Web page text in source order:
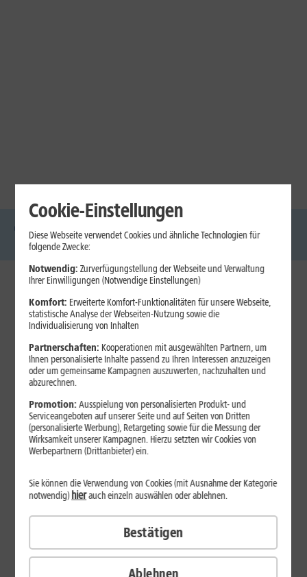
Glasfaser Internet Handys
Mobilfunk-
Laptops
1&1 Internet
Jetzt unterbrechungsfrei ins sehr gute Netz wechseln.
Ohne doppelte Kosten.*
ab 29,99
€/Monat*
Cookie-Einstellungen
Diese Webseite verwendet Cookies und ähnliche Technologien für
folgende Zwecke:
Notwendig: Zurverfügungstellung der Webseite und Verwaltung
Ihrer Einwilligungen (Notwendige Einstellungen)
Komfort: Erweiterte Komfort-Funktionalitäten für unsere Webseite,
statistische Analyse der Webseiten-Nutzung sowie die
Individualisierung von Inhalten
Partnerschaften: Kooperationen mit ausgewählten Partnern, um
Ihnen personalisierte Inhalte passend zu Ihren Interessen anzuzeigen
oder um gemeinsame Kampagnen auszuwerten, nachzuhalten und
abzurechnen.
Promotion:Ausspielung von personalisierten Produkt- und
Serviceangeboten auf unserer Seite und auf Seiten von Dritten
(personalisierte Werbung), Retargeting sowie für die Messung der
Wirksamkeit unserer Kampagnen. Hierzu setzten wir Cookies von
Werbepartnern (Drittanbieter) ein.
Ablehnen
Sie können die Verwendung von Cookies (mit Ausnahme der Kategorie
notwendig)hierauch einzeln auswählen oder ablehnen.
Bestätigen